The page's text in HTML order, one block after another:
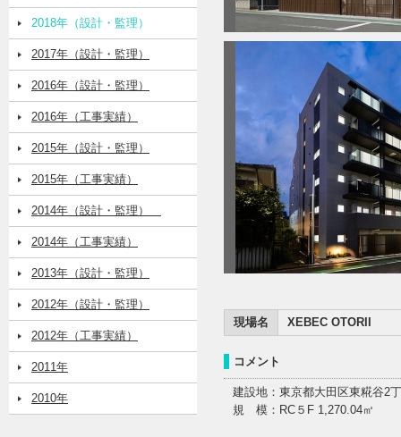
2018年（設計・監理）
2017年（設計・監理）
2016年（設計・監理）
2016年（工事実績）
2015年（設計・監理）
2015年（工事実績）
2014年（設計・監理）
2014年（工事実績）
2013年（設計・監理）
2012年（設計・監理）
2012年（工事実績）
2011年
2010年
現場名 XEBEC OTORII
コメント
建設地：東京都大田区東糀谷2
規 模：RC５F 1,270.04㎡